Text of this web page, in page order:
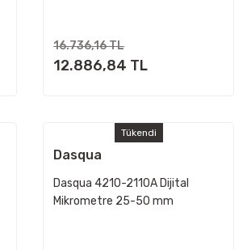
16.736,16 TL
12.886,84 TL
Tükendi
Dasqua
Dasqua 4210-2110A Dijital
Mikrometre 25-50 mm